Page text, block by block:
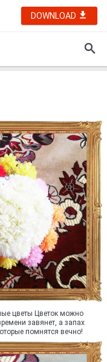
DOWNLOAD
цветы Цветок можно
завянет, а запах
помнятся вечно!